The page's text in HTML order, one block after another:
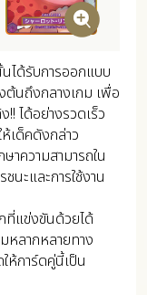
ด้รับการออกแบบ
ต้นถึงกลางเกม เพื่อ
ได้อย่างรวดเร็ว
ห้เด็คดังกล่าว
าความสามารถใน
นะและการใช้งาน
ที่แข่งขันด้วยได้
หลากหลายทาง
ห้การ์ดคู่นี้เป็น